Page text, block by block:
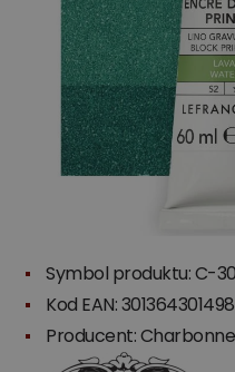
Symbol produktu: C-
Kod EAN:
Producent: